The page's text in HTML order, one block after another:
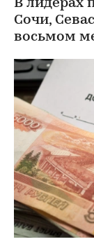
В лидерах
Сочи,
восьмом